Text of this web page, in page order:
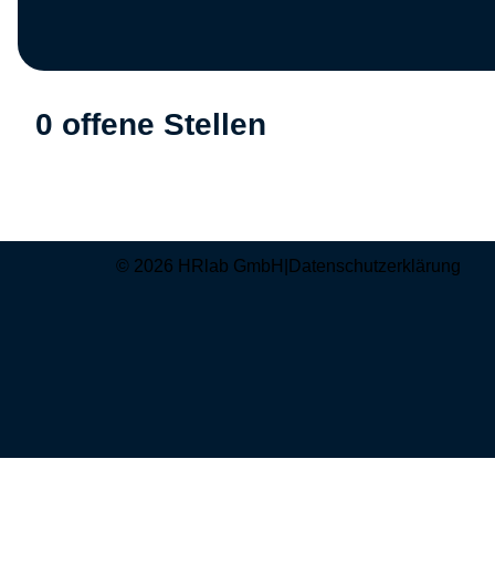
0 offene Stellen
© 2026 HRlab GmbH Datenschutzerklärung